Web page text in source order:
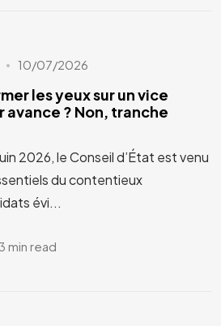
10/07/2026
les yeux sur un vice
avance ? Non, tranche
2026, le Conseil d’État est venu
du contentieux
évi...
min read